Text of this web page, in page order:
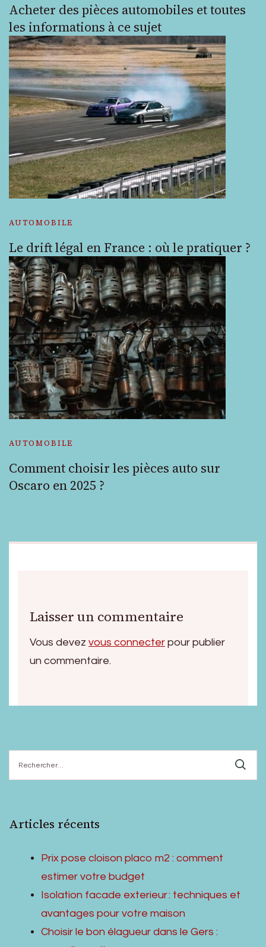
Acheter des pièces automobiles et toutes
les informations à ce sujet
AUTOMOBILE
Le drift légal en France : où le pratiquer ?
AUTOMOBILE
Comment choisir les pièces auto sur
Oscaro en 2025 ?
Laisser un commentaire
Vous devez vous connecter pour publier
un commentaire.
Articles récents
Prix pose cloison placo m2 : comment
estimer votre budget
Isolation facade exterieur : techniques et
avantages pour votre maison
Choisir le bon élagueur dans le Gers :